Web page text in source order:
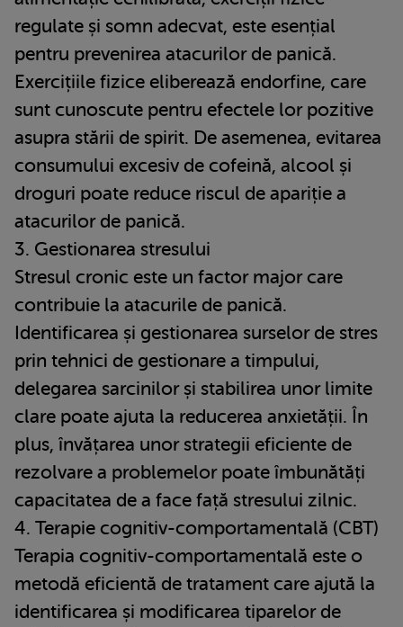
regulate și somn adecvat, este esențial
pentru prevenirea atacurilor de panică.
Exercițiile fizice eliberează endorfine, care
sunt cunoscute pentru efectele lor pozitive
asupra stării de spirit. De asemenea, evitarea
consumului excesiv de cofeină, alcool și
droguri poate reduce riscul de apariție a
atacurilor de panică.
3. Gestionarea stresului
Stresul cronic este un factor major care
contribuie la atacurile de panică.
Identificarea și gestionarea surselor de stres
prin tehnici de gestionare a timpului,
delegarea sarcinilor și stabilirea unor limite
clare poate ajuta la reducerea anxietății. În
plus, învățarea unor strategii eficiente de
rezolvare a problemelor poate îmbunătăți
capacitatea de a face față stresului zilnic.
4. Terapie cognitiv-comportamentală (CBT)
Terapia cognitiv-comportamentală este o
metodă eficientă de tratament care ajută la
identificarea și modificarea tiparelor de